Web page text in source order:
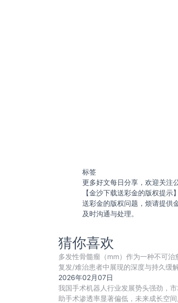
标签
更多好文每日分享，欢迎关注
【金沙下载送彩金的版权提
送彩金的版权问题，烦请提供
及时沟通与处理。
猜你喜欢
多发性骨髓瘤（mm）作为一种不可
复发/难治患者中展现的深度与持久缓
2026年02月07日
我国手术机器人行业发展势头强劲，
助手术渗透率显著偏低，未来成长空